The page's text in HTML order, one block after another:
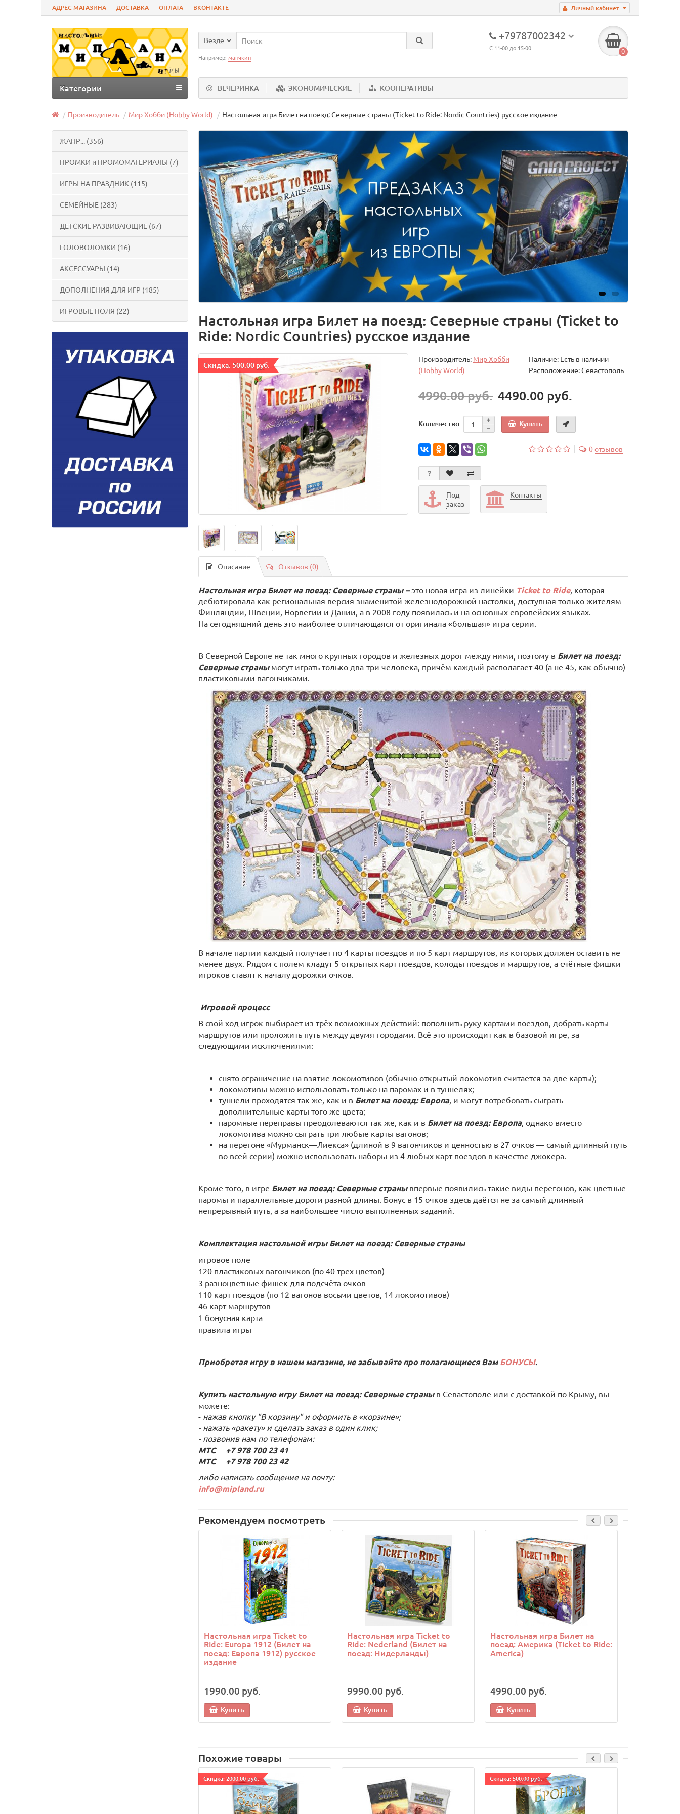
Личный кабинет
АДРЕС МАГАЗИНА ДОСТАВКА ОПЛАТА ВКОНТАКТЕ
+79787002342
С 11-00 до 15-00 0
Везде
Например: манчкин
ВЕЧЕРИНКА ЭКОНОМИЧЕСКИЕ КООПЕРАТИВЫ
Категории
Производитель Мир Хобби (Hobby World) Настольная игра Билет на поезд: Северные страны (Ticket to Ride: Nordic Countries) русское издание
ЖАНР... (356)
ПРОМКИ и ПРОМОМАТЕРИАЛЫ (7)
ИГРЫ НА ПРАЗДНИК (115)
СЕМЕЙНЫЕ (283)
ДЕТСКИЕ РАЗВИВАЮЩИЕ (67)
ГОЛОВОЛОМКИ (16)
АКСЕССУАРЫ (14)
ДОПОЛНЕНИЯ ДЛЯ ИГР (185)
ИГРОВЫЕ ПОЛЯ (22)
Настольная игра Билет на поезд: Северные страны (Ticket to
Ride: Nordic Countries) русское издание
Cкидка: 500.00 руб.
Производитель: Мир Хобби
(Hobby World)
Наличие: Есть в наличии
Расположение: Севастополь
4990.00 руб. 4490.00 руб.
Количество Купить
0 отзывов
Под
заказ
Контакты
Описание Отзывов (0)
Настольная игра Билет на поезд: Северные страны –это новая игра из линейки Ticket to Ride, которая
дебютировала как региональная версия знаменитой железнодорожной настолки, доступная только жителям
Финляндии, Швеции, Норвегии и Дании, а в 2008 году появилась и на основных европейских языках.
На сегодняшний день это наиболее отличающаяся от оригинала «большая» игра серии.
В Северной Европе не так много крупных городов и железных дорог между ними, поэтому в Билет на поезд:
Северные странымогут играть только два-три человека, причём каждый располагает 40 (а не 45, как обычно)
пластиковыми вагончиками.
В начале партии каждый получает по 4 карты поездов и по 5 карт маршрутов, из которых должен оставить не
менее двух. Рядом с полем кладут 5 открытых карт поездов, колоды поездов и маршрутов, а счётные фишки
игроков ставят к началу дорожки очков.
Игровой процесс
В свой ход игрок выбирает из трёх возможных действий: пополнить руку картами поездов, добрать карты
маршрутов или проложить путь между двумя городами. Всё это происходит как в базовой игре, за
следующими исключениями:
снято ограничение на взятие локомотивов (обычно открытый локомотив считается за две карты);
локомотивы можно использовать только на паромах и в туннелях;
туннели проходятся так же, как и в Билет на поезд: Европа, и могут потребовать сыграть
дополнительные карты того же цвета;
паромные переправы преодолеваются так же, как и в Билет на поезд: Европа, однако вместо
локомотива можно сыграть три любые карты вагонов;
на перегоне «Мурманск—Лиекса» (длиной в 9 вагончиков и ценностью в 27 очков — самый длинный путь
во всей серии) можно использовать наборы из 4 любых карт поездов в качестве джокера.
Кроме того, в игре Билет на поезд: Северные странывпервые появились такие виды перегонов, как цветные
паромы и параллельные дороги разной длины. Бонус в 15 очков здесь даётся не за самый длинный
непрерывный путь, а за наибольшее число выполненных заданий.
Комплектация настольной игры Билет на поезд: Северные страны
игровое поле
120 пластиковых вагончиков (по 40 трех цветов)
3 разноцветные фишек для подсчёта очков
110 карт поездов (по 12 вагонов восьми цветов, 14 локомотивов)
46 карт маршрутов
1 бонусная карта
правила игры
Приобретая игру в нашем магазине, не забывайте про полагающиеся ВамБОНУСЫ.
Купить настольную игру Билет на поезд: Северные страны в Севастополе или с доставкой по Крыму, вы
можете:
- нажав кнопку "В корзину" и оформить в «корзине»;
- нажать «ракету» и сделать заказ в один клик;
- позвонив нам по телефонам:
МТС +7 978 700 23 41
МТС +7 978 700 23 42
либо написать сообщение на почту:
info@mipland.ru
Рекомендуем посмотреть
Настольная игра Ticket to
Ride: Europa 1912 (Билет на
поезд: Европа 1912) русское
издание
1990.00 руб.
Купить
Настольная игра Ticket to
Ride: Nederland (Билет на
поезд: Нидерланды)
9990.00 руб.
Купить
Настольная игра Билет на
поезд: Америка (Ticket to Ride:
America)
4990.00 руб.
Купить
Похожие товары
Cкидка: 2000.00 руб. Cкидка: 500.00 руб.